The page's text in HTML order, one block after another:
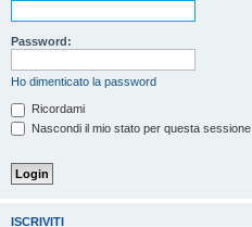
Password:
Ho dimenticato la password
Ricordami
Nascondi il mio stato per questa sessione
ISCRIVITI